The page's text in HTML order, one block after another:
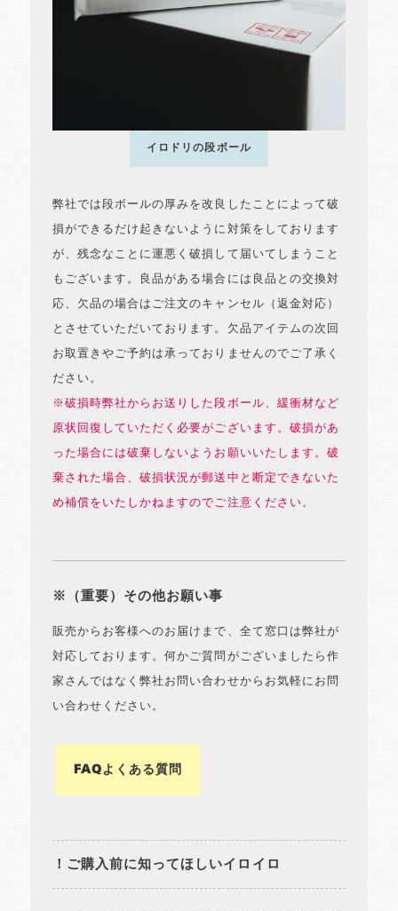
イロドリの段ボール
弊社では段ボールの厚みを改良したことによって破
損ができるだけ起きないように対策をしております
が、残念なことに運悪く破損して届いてしまうこと
もございます。良品がある場合には良品との交換対
応、欠品の場合はご注文のキャンセル（返金対応）
とさせていただいております。欠品アイテムの次回
お取置きやご予約は承っておりませんのでご了承く
ださい。
※破損時弊社からお送りした段ボール、緩衝材など
原状回復していただく必要がございます。破損があ
った場合には破棄しないようお願いいたします。破
棄された場合、破損状況が郵送中と断定できないた
め補償をいたしかねますのでご注意ください。
※（重要）その他お願い事
販売からお客様へのお届けまで、全て窓口は弊社が
対応しております。何かご質問がございましたら作
家さんではなく弊社お問い合わせからお気軽にお問
い合わせください。
FAQよくある質問
！ご購入前に知ってほしいイロイロ